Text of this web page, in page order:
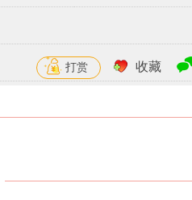
打赏 收藏